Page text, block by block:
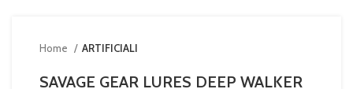
Home ARTIFICIALI
SAVAGE GEAR LURES DEEP WALKER